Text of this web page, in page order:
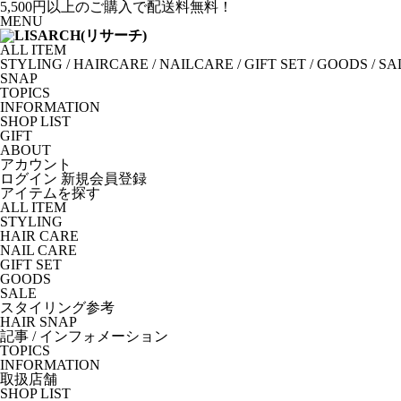
5,500円以上のご購入で配送料無料！
MENU
ALL ITEM
STYLING /HAIRCARE /NAILCARE /GIFT SET /GOODS /
SNAP
TOPICS
INFORMATION
SHOP LIST
GIFT
ABOUT
アカウント
ログイン 新規会員登録
アイテムを探す
ALL ITEM
STYLING
HAIR CARE
NAIL CARE
GIFT SET
GOODS
SALE
スタイリング参考
HAIR SNAP
記事 / インフォメーション
TOPICS
INFORMATION
取扱店舗
SHOP LIST